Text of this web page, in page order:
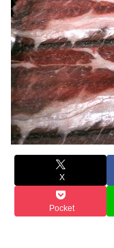
X
Pocket